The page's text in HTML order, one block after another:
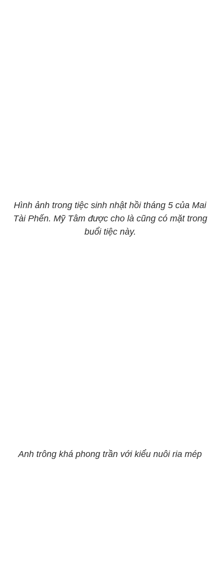
Hình ảnh trong tiệc sinh nhật hồi tháng 5 của Mai
Tài Phến. Mỹ Tâm được cho là cũng có mặt trong
buổi tiệc này.
Anh trông khá phong trần với kiểu nuôi ria mép​​​​​​​